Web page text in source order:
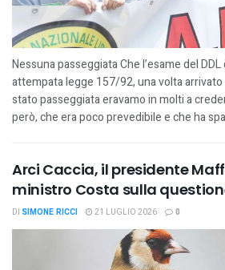
Nessuna passeggiata Che l’esame del
attempata legge 157/92, una volta arrivato
stato passeggiata eravamo in molti a
però, che era poco prevedibile e che ha
Arci Caccia, il presidente
ministro Costa sulla
DI SIMONE RICCI 21 LUGLIO 2026 0